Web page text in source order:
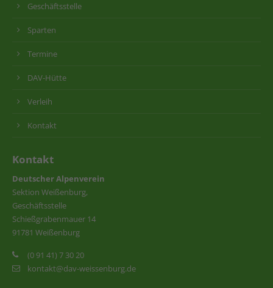
Geschäftsstelle
Sparten
Termine
DAV-Hütte
Verleih
Kontakt
Kontakt
Deutscher Alpenverein
Sektion Weißenburg,
Geschäftsstelle
Schießgrabenmauer 14
91781 Weißenburg
(0 91 41) 7 30 20
kontakt@dav-weissenburg.de